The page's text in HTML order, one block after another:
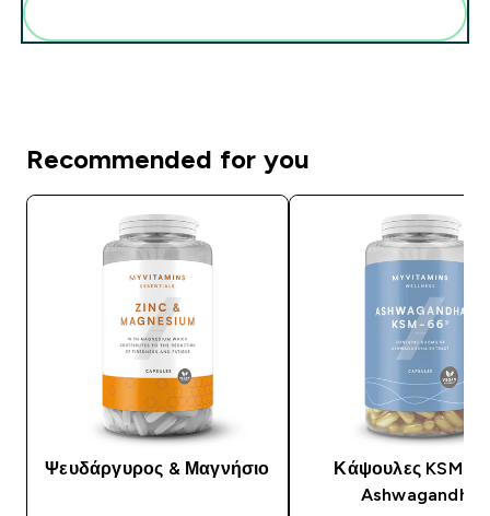
Recommended for you
Ψευδάργυρος & Μαγνήσιο
Κάψουλες KSM-
Ashwagandha